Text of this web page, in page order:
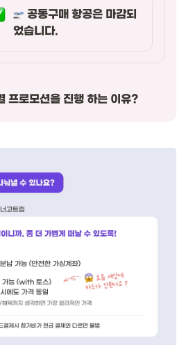
공동구매 항공은 마감되
었습니다.
프로모션을 진행 하는 이유?